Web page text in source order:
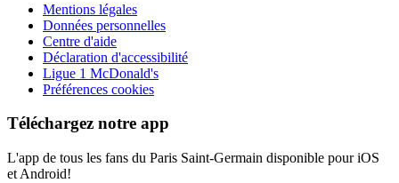
Mentions légales
Données personnelles
Centre d'aide
Déclaration d'accessibilité
Ligue 1 McDonald's
Préférences cookies
Téléchargez notre app
L'app de tous les fans du Paris Saint-Germain disponible pour iOS
et Android!